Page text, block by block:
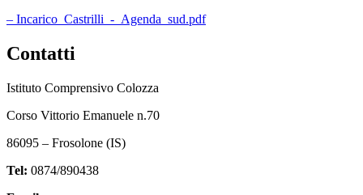
– Incarico_Castrilli_-_Agenda_sud.pdf
Contatti
Istituto Comprensivo Colozza
Corso Vittorio Emanuele n.70
86095 – Frosolone (IS)
Tel: 0874/890438